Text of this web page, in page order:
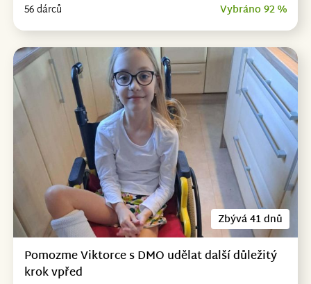
56 dárců Vybráno 92 %
Zbývá 41 dnů
Pomozme Viktorce s DMO udělat další důležitý
krok vpřed